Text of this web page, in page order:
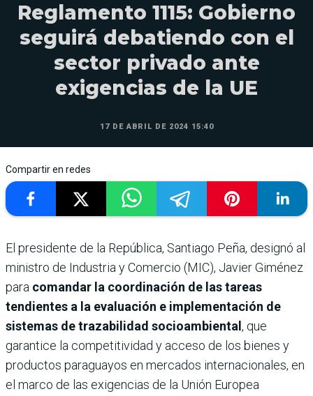
Reglamento 1115: Gobierno
seguirá debatiendo con el
sector privado ante
exigencias de la UE
17 DE ABRIL DE 2024 15:40
Compartir en redes
El presidente de la República, Santiago Peña, designó al
ministro de Industria y Comercio (MIC), Javier Giménez
para comandar la coordinación de las tareas
tendientes a la evaluación e implementación de
sistemas de trazabilidad socioambiental , que
garantice la competitividad y acceso de los bienes y
productos paraguayos en mercados internacionales, en
el marco de las exigencias de la Unión Europea